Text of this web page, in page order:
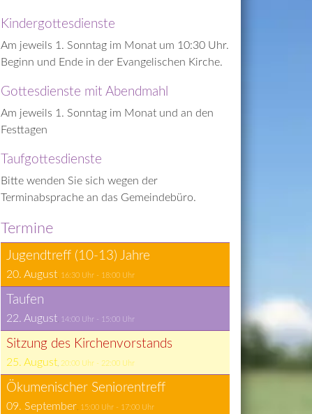
Kindergottesdienste
Am jeweils 1. Sonntag im Monat um 10:30 Uhr.
Beginn und Ende in der Evangelischen Kirche.
Gottesdienste mit Abendmahl
Am jeweils 1. Sonntag im Monat und an den
Festtagen
Taufgottesdienste
Bitte wenden Sie sich wegen der
Terminabsprache an das Gemeindebüro.
Termine
Ju­gend­treff (10-13) Jah­re
20. August 16:30 Uhr - 18:00 Uhr
Tau­fen
22. August 14:00 Uhr - 15:00 Uhr
Sit­zung des Kir­chen­vor­stands
25. August 20:00 Uhr - 22:00 Uhr
Öku­me­ni­scher Se­nio­ren­treff
09. September 15:00 Uhr - 17:00 Uhr